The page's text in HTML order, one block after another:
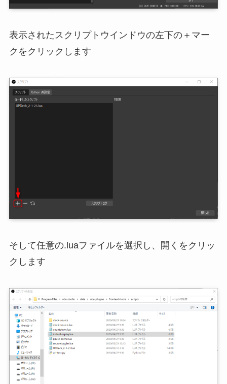
表示されたスクリプトウインドウの左下の＋マー
クをクリックします
そして任意の.luaファイルを選択し、開くをクリッ
クします